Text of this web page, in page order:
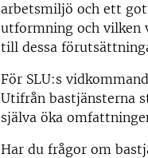
arbetsmiljö och ett
utformning och vilken
till dessa
För SLU:s
Utifrån bastjänsterna
själva öka
Har du frågor om